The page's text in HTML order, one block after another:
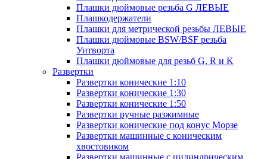
Плашки дюймовые резьба G ЛЕВЫЕ
Плашкодержатели
Плашки для метрической резьбы ЛЕВЫЕ
Плашки дюймовые BSW/BSF резьба
Уитворта
Плашки дюймовые для резьб G, R и K
Развертки
Развертки конические 1:10
Развертки конические 1:30
Развертки конические 1:50
Развертки ручные разжимные
Развертки конические под конус Морзе
Развертки машинные с коническим
хвостовиком
Развертки машинные с цилиндрическим